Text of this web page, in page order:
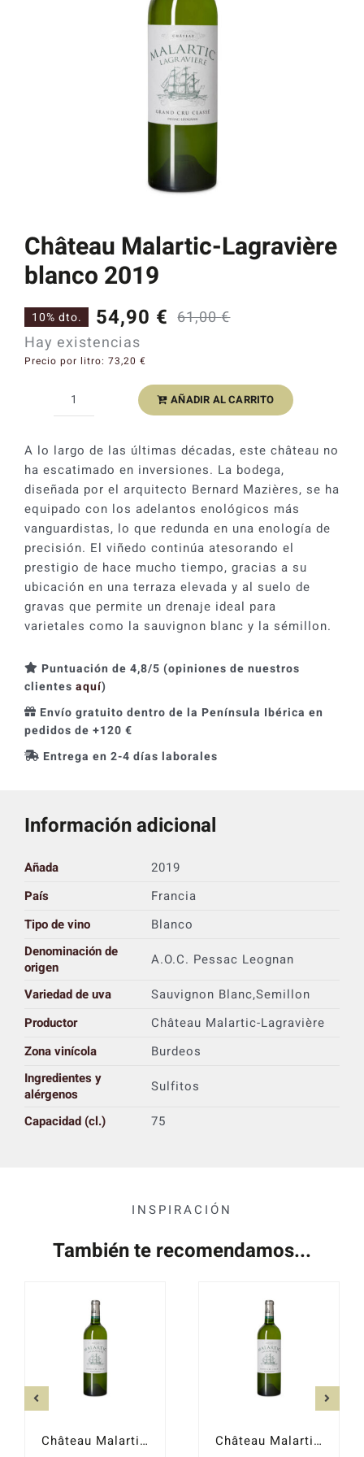
Catas y Actividades
Château Malartic-Lagravière
blanco 2019
61,00€
original
era:
61,00 €.
54,90 €
actual
es:
54,90 €.
10% dto.
Hay existencias
Precio por litro: 73,20 €
Château
Lagravière
blanco
2019
cantidad
AÑADIR AL CARRITO
A lo largo de las últimas décadas, este château no
ha escatimado en inversiones. La bodega,
diseñada por el arquitecto Bernard Mazières, se ha
equipado con los adelantos enológicos más
vanguardistas, lo que redunda en una enología de
precisión. El viñedo continúa atesorando el
prestigio de hace mucho tiempo, gracias a su
ubicación en una terraza elevada y al suelo de
gravas que permite un drenaje ideal para
varietales como la sauvignon blanc y la sémillon.
Puntuación de 4,8/5 (opiniones de nuestros
clientes aquí)
Envío gratuito dentro de la Península Ibérica en
pedidos de +120 €
Entrega en 2-4 días laborales
Información adicional
Añada
2019
País
Francia
Tipo de vino
Blanco
Denominación de
origen
A.O.C. Pessac Leognan
Variedad de uva
Sauvignon Blanc,Semillon
Productor
Château Malartic-Lagravière
Zona vinícola
Burdeos
Ingredientes y
alérgenos
Sulfitos
Capacidad (cl.)
75
INSPIRACIÓN
También te recomendamos...
Château Malartic-Lagravière blanco 2018 Château Malartic-Lagravière blanco 2017